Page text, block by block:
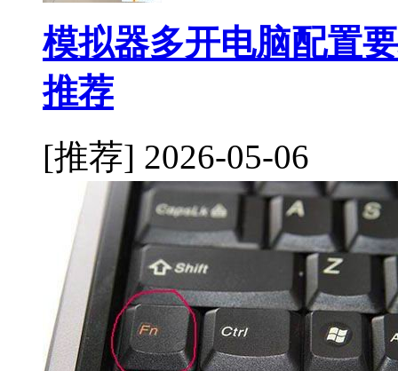
模拟器多开电脑配置
推荐
[推荐] 2026-05-06